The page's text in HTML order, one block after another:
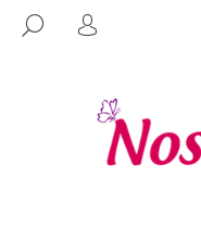
HLEDAT
PŘIHLÁŠENÍ
C